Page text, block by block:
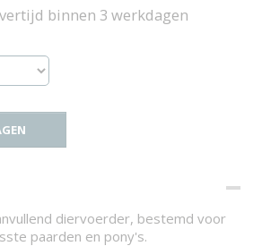
binnen 3 werkdagen
diervoerder, bestemd voor
paarden en pony's.